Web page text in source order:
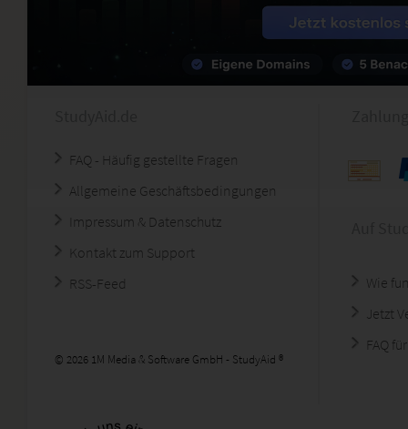
FAQ - Häufig gestellte Fragen
Allgemeine Geschäftsbedingungen
Impressum & Datenschutz
Kontakt zum Support
RSS-Feed
© 2026 1M Media & Software GmbH - StudyAid ®
Wie
Jetzt
FAQ